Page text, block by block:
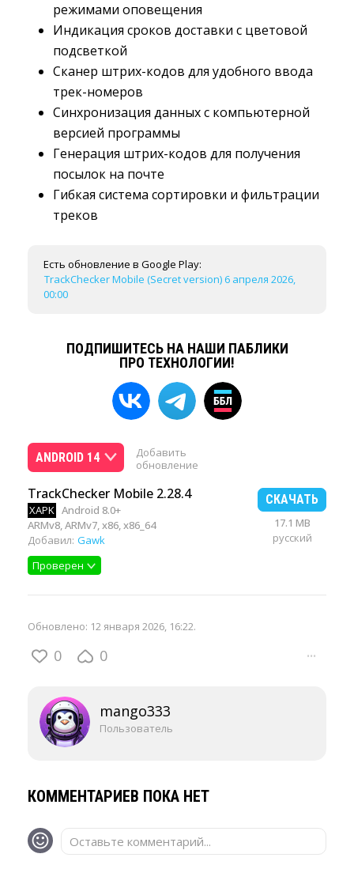
режимами оповещения
Индикация сроков доставки с цветовой
подсветкой
Сканер штрих-кодов для удобного ввода
трек-номеров
Синхронизация данных с компьютерной
версией программы
Генерация штрих-кодов для получения
посылок на почте
Гибкая система сортировки и фильтрации
треков
Есть обновление в Google Play:
TrackChecker Mobile (Secret version) 6 апреля 2026,
00:00
ПОДПИШИТЕСЬ НА НАШИ ПАБЛИКИ
ПРО ТЕХНОЛОГИИ!
ANDROID 14
Добавить
обновление
TrackChecker Mobile 2.28.4
XAPK Android 8.0+
ARMv8, ARMv7, x86, x86_64
Добавил: Gawk
Проверен
СКАЧАТЬ
17.1 MB
русский
Обновлено: 12 января 2026, 16:22.
0 0 ···
mango333
Пользователь
КОММЕНТАРИЕВ ПОКА НЕТ
Оставьте комментарий...